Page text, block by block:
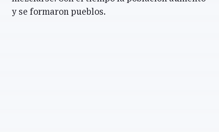
y se formaron pueblos.